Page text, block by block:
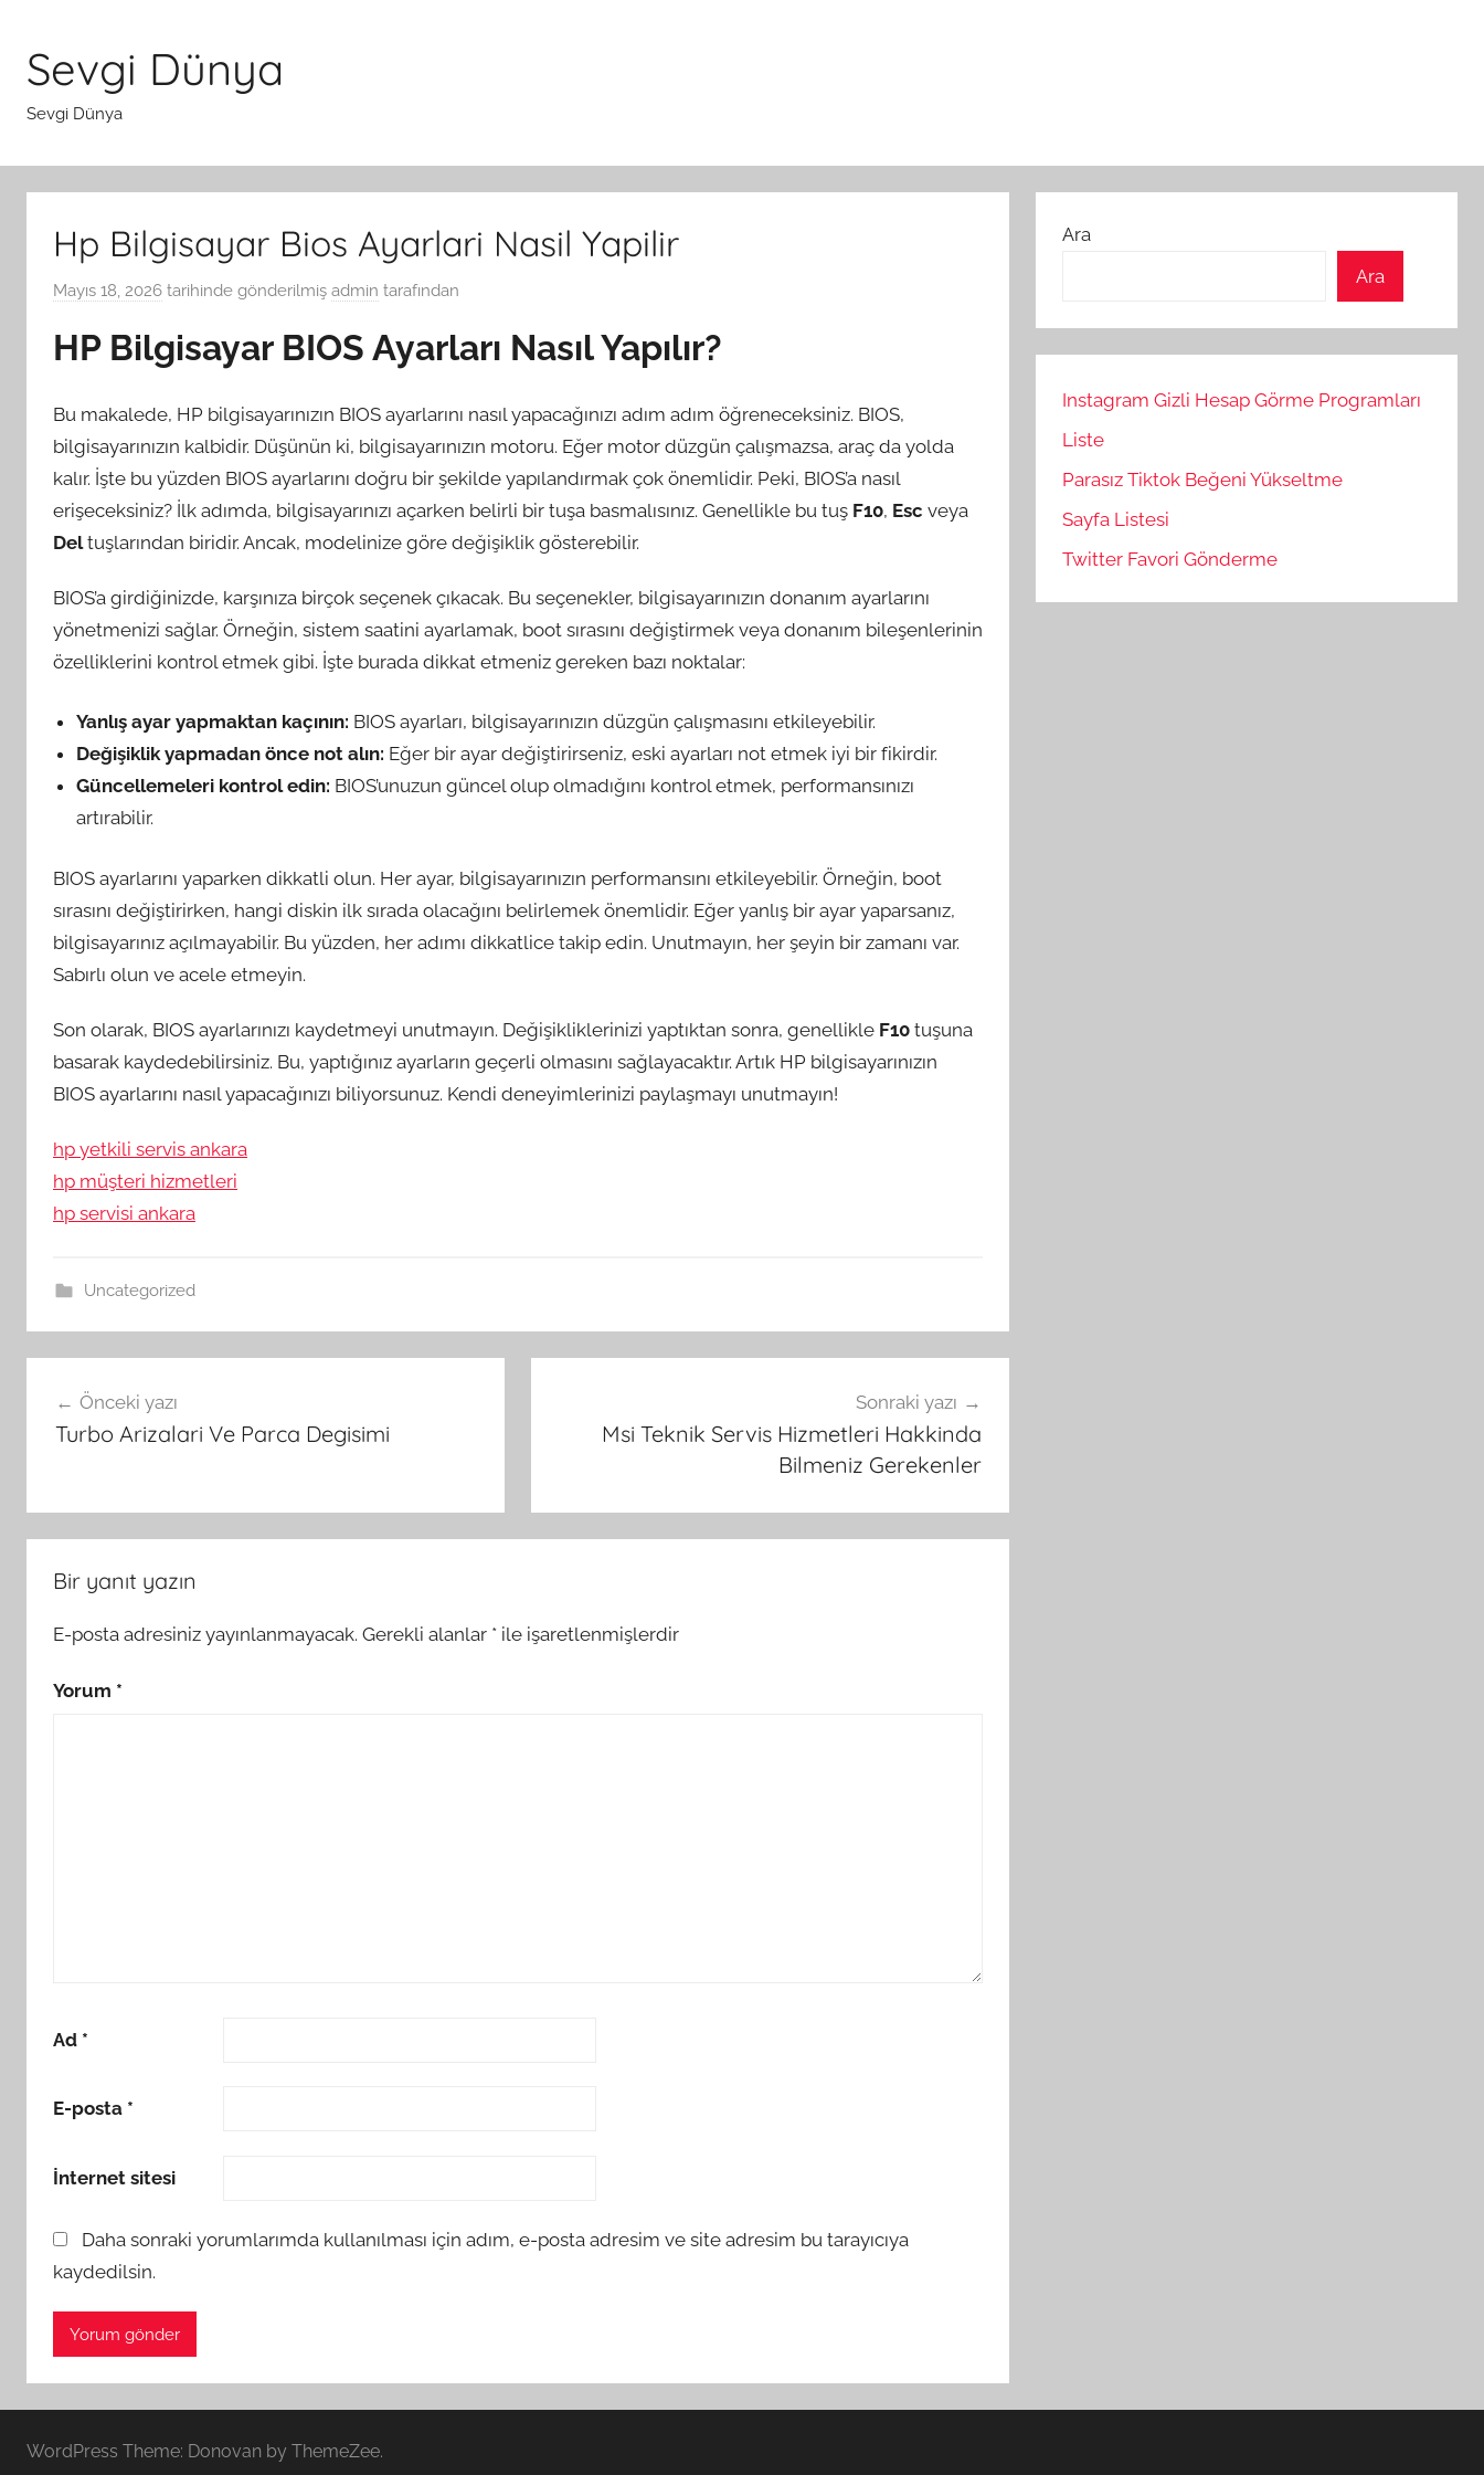
Sevgi Dünya
Sevgi Dünya
Hp Bilgisayar Bios Ayarlari Nasil Yapilir
Mayıs 18, 2026 tarihinde gönderilmiş admin tarafından
HP Bilgisayar BIOS Ayarları Nasıl Yapılır?
Bu makalede, HP bilgisayarınızın BIOS ayarlarını nasıl yapacağınızı adım adım öğreneceksiniz. BIOS,
bilgisayarınızın kalbidir. Düşünün ki, bilgisayarınızın motoru. Eğer motor düzgün çalışmazsa, araç da yolda
kalır. İşte bu yüzden BIOS ayarlarını doğru bir şekilde yapılandırmak çok önemlidir. Peki, BIOS’a nasıl
erişeceksiniz? İlk adımda, bilgisayarınızı açarken belirli bir tuşa basmalısınız. Genellikle bu tuş F10, Esc veya
Deltuşlarından biridir. Ancak, modelinize göre değişiklik gösterebilir.
BIOS’a girdiğinizde, karşınıza birçok seçenek çıkacak. Bu seçenekler, bilgisayarınızın donanım ayarlarını
yönetmenizi sağlar. Örneğin, sistem saatini ayarlamak, boot sırasını değiştirmek veya donanım bileşenlerinin
özelliklerini kontrol etmek gibi. İşte burada dikkat etmeniz gereken bazı noktalar:
Yanlış ayar yapmaktan kaçının: BIOS ayarları, bilgisayarınızın düzgün çalışmasını etkileyebilir.
Değişiklik yapmadan önce not alın: Eğer bir ayar değiştirirseniz, eski ayarları not etmek iyi bir fikirdir.
Güncellemeleri kontrol edin: BIOS’unuzun güncel olup olmadığını kontrol etmek, performansınızı
artırabilir.
BIOS ayarlarını yaparken dikkatli olun. Her ayar, bilgisayarınızın performansını etkileyebilir. Örneğin, boot
sırasını değiştirirken, hangi diskin ilk sırada olacağını belirlemek önemlidir. Eğer yanlış bir ayar yaparsanız,
bilgisayarınız açılmayabilir. Bu yüzden, her adımı dikkatlice takip edin. Unutmayın, her şeyin bir zamanı var.
Sabırlı olun ve acele etmeyin.
Son olarak, BIOS ayarlarınızı kaydetmeyi unutmayın. Değişikliklerinizi yaptıktan sonra, genellikle F10 tuşuna
basarak kaydedebilirsiniz. Bu, yaptığınız ayarların geçerli olmasını sağlayacaktır. Artık HP bilgisayarınızın
BIOS ayarlarını nasıl yapacağınızı biliyorsunuz. Kendi deneyimlerinizi paylaşmayı unutmayın!
hp yetkili servis ankara
hp müşteri hizmetleri
hp servisi ankara
Uncategorized
gezinmesi
Önceki yazı
Turbo Arizalari Ve Parca Degisimi
Sonraki yazı
Msi Teknik Servis Hizmetleri Hakkinda
Bilmeniz Gerekenler
Bir yanıt yazın
E-posta adresiniz yayınlanmayacak. Gerekli alanlar * ile işaretlenmişlerdir
Yorum *
Ad *
E-posta *
İnternet sitesi
Daha sonraki yorumlarımda kullanılması için adım, e-posta adresim ve site adresim bu tarayıcıya
kaydedilsin.
Ara
Ara
Instagram Gizli Hesap Görme Programları
Liste
Parasız Tiktok Beğeni Yükseltme
Sayfa Listesi
Twitter Favori Gönderme
WordPress Theme: Donovan by ThemeZee.